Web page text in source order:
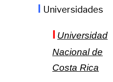
l Universidades
l Universidad
Nacional de
Costa Rica